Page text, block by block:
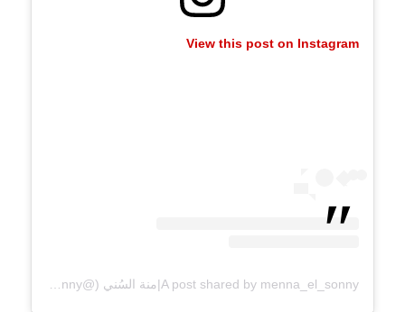
View this post on Instagram
A post shared by menna_el_sonny|منة السُني (@menna_el_sonny)